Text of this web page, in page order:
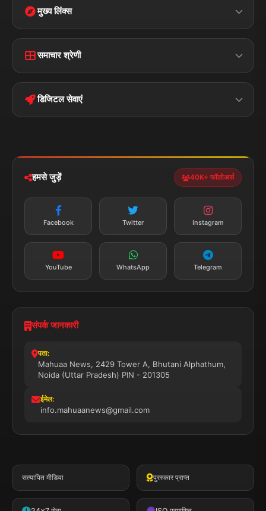
मुख्य लिंक्स
Disclaimer
Terms &
Privacy Policy
समाचार श्रेणी
पॉलिटिकल झारखण्ड
डिजिटल सेवाएं
न्यूज़ अलर्ट
सब्सक्राइब करें
हमसे जुड़ें 40K+ फॉलोअर्स
Facebook Twitter Instagram
YouTube WhatsApp Telegram
संपर्क जानकारी
पता:
Mahuaa News, 2429 Tower A, Bhutani Alphathum,
Noida (Uttar Pradesh) PIN - 201305
ईमेल:
info.mahuaanews@gmail.com
सत्यापित मीडिया पुरस्कार प्राप्त